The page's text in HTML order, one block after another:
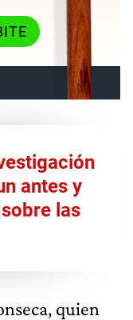
antes y
las
quien